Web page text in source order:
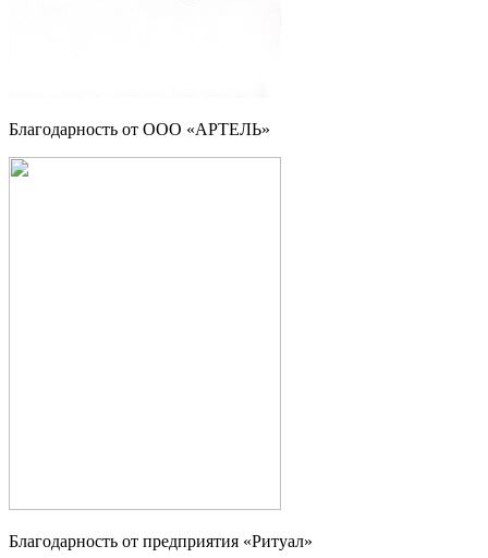
Благодарность от ООО «АРТЕЛЬ»
Благодарность от предприятия «Ритуал»